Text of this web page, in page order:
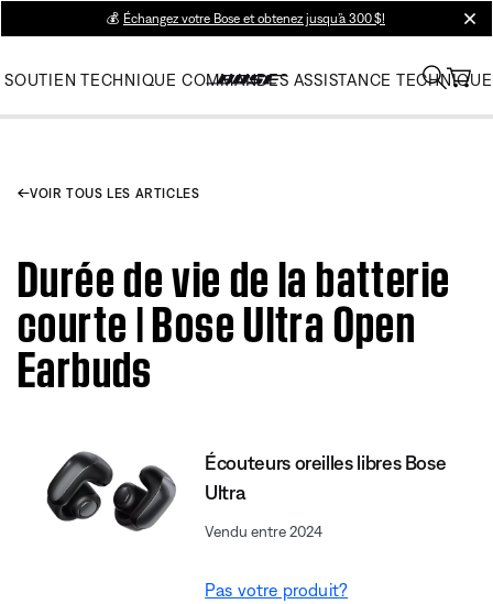
💰 Échangez votre Bose et obtenez jusqu’à 300 $!
SOUTIEN TECHNIQUE COMMANDES ASSISTANCE TECHNIQUE
VOIR TOUS LES ARTICLES
Durée de vie de la batterie
courte | Bose Ultra Open
Earbuds
Écouteurs oreilles libres Bose
Ultra
Vendu entre 2024
Pas votre produit?